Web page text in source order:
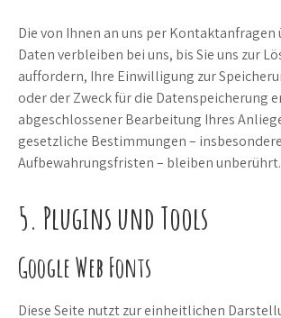
Die von Ihnen an uns per Kontaktanfragen
Daten verbleiben bei uns, bis Sie uns zur
auffordern, Ihre Einwilligung zur
oder der Zweck für die Datenspeicherung
abgeschlossener Bearbeitung Ihres
gesetzliche Bestimmungen –
Aufbewahrungsfristen – bleiben unberührt.
5. Plugins und Tools
Google Web Fonts
Diese Seite nutzt zur einheitlichen